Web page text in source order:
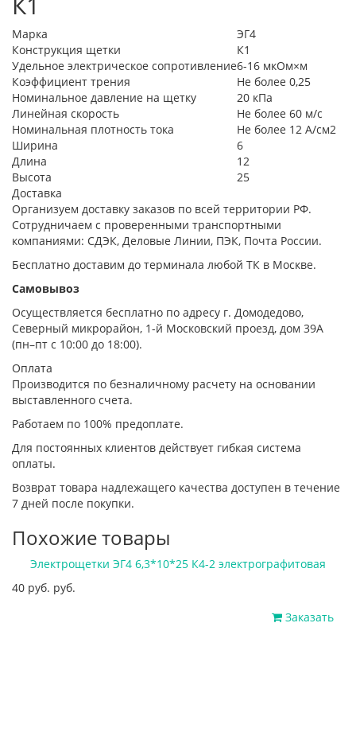
Марка
ЭГ4
Конструкция щетки
К1
Удельное электрическое сопротивление6-16 мкОм×м
Коэффициент трения
Не более 0,25
Номинальное давление на щетку
20 кПа
Линейная скорость
Не более 60 м/с
Номинальная плотность тока
Не более 12 А/см2
Ширина
6
Длина
12
Высота
25
Доставка
Организуем доставку заказов по всей территории РФ.
Сотрудничаем с проверенными транспортными
компаниями: СДЭК, Деловые Линии, ПЭК, Почта России.
Бесплатно доставим до терминала любой ТК в Москве.
Самовывоз
Осуществляется бесплатно по адресу г. Домодедово,
Северный микрорайон, 1-й Московский проезд, дом 39А
(пн–пт с 10:00 до 18:00).
Оплата
Производится по безналичному расчету на основании
выставленного счета.
Работаем по 100% предоплате.
Для постоянных клиентов действует гибкая система
оплаты.
Возврат товара надлежащего качества доступен в течение
7 дней после покупки.
Похожие товары
Электрощетки ЭГ4 6,3*10*25 К4-2 электрографитовая
40 руб. руб.
Заказать